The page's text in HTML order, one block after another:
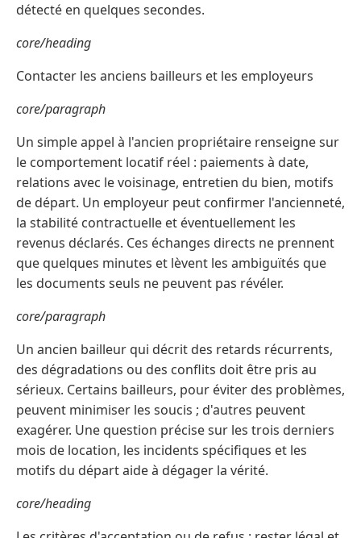
détecté en quelques secondes.
core/heading
Contacter les anciens bailleurs et les employeurs
core/paragraph
Un simple appel à l'ancien propriétaire renseigne sur
le comportement locatif réel : paiements à date,
relations avec le voisinage, entretien du bien, motifs
de départ. Un employeur peut confirmer l'ancienneté,
la stabilité contractuelle et éventuellement les
revenus déclarés. Ces échanges directs ne prennent
que quelques minutes et lèvent les ambiguïtés que
les documents seuls ne peuvent pas révéler.
core/paragraph
Un ancien bailleur qui décrit des retards récurrents,
des dégradations ou des conflits doit être pris au
sérieux. Certains bailleurs, pour éviter des problèmes,
peuvent minimiser les soucis ; d'autres peuvent
exagérer. Une question précise sur les trois derniers
mois de location, les incidents spécifiques et les
motifs du départ aide à dégager la vérité.
core/heading